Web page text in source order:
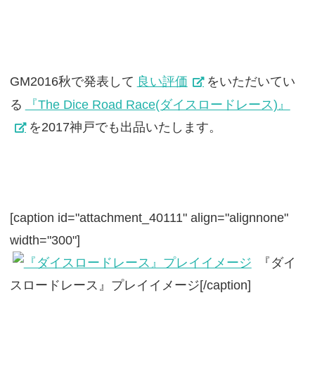
GM2016秋で発表して 良い評価
をいただいてい
る
『The Dice Road Race(ダイスロードレース)』
を2017神戸でも出品いたします。
[caption id="attachment_40111" align="alignnone"
width="300"]
『ダイ
スロードレース』プレイイメージ[/caption]